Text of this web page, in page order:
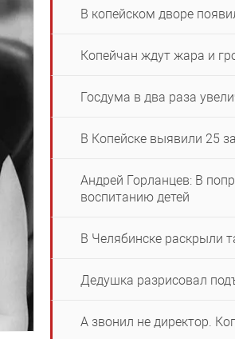
В копейском дворе
Копейчан ждут жара и
Госдума в два раза
В Копейске выявили 25
Андрей Горланцев: В
воспитанию детей
В Челябинске раскрыли
Дедушка разрисовал
А звонил не директор.